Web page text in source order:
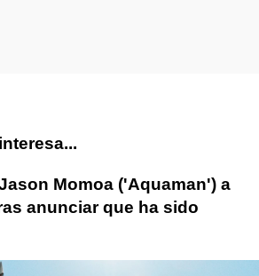
Momoa ('Aquaman') a
anunciar que ha sido